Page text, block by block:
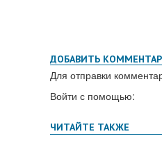
ДОБАВИТЬ
Для отправки
Войти с помощью: